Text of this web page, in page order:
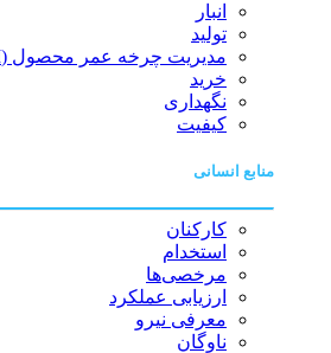
انبار
تولید
مدیریت چرخه عمر محصول (PLM)
خرید
نگهداری
کیفیت
منابع انسانی
کارکنان
استخدام
مرخصی‌ها
ارزیابی عملکرد
معرفی نیرو
ناوگان